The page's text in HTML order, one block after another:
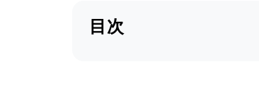
目次